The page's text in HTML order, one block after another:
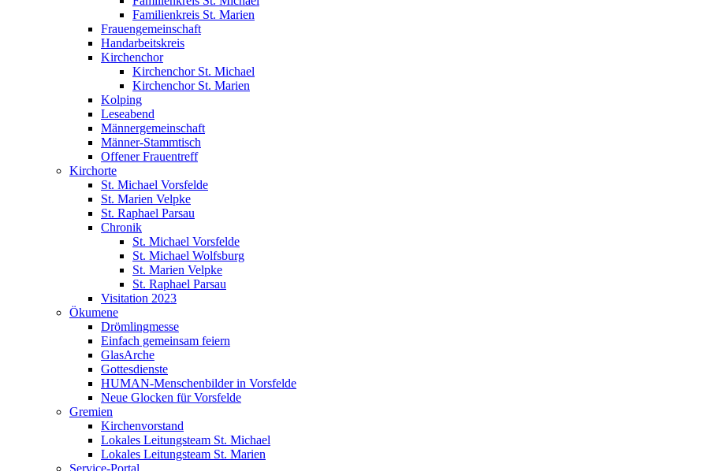
Familienkreis St. Marien
Frauengemeinschaft
Handarbeitskreis
Kirchenchor
Kirchenchor St. Michael
Kirchenchor St. Marien
Kolping
Leseabend
Männergemeinschaft
Männer-Stammtisch
Offener Frauentreff
Kirchorte
St. Michael Vorsfelde
St. Marien Velpke
St. Raphael Parsau
Chronik
St. Michael Vorsfelde
St. Michael Wolfsburg
St. Marien Velpke
St. Raphael Parsau
Visitation 2023
Ökumene
Drömlingmesse
Einfach gemeinsam feiern
GlasArche
Gottesdienste
HUMAN-Menschenbilder in Vorsfelde
Neue Glocken für Vorsfelde
Gremien
Kirchenvorstand
Lokales Leitungsteam St. Michael
Lokales Leitungsteam St. Marien
Service-Portal